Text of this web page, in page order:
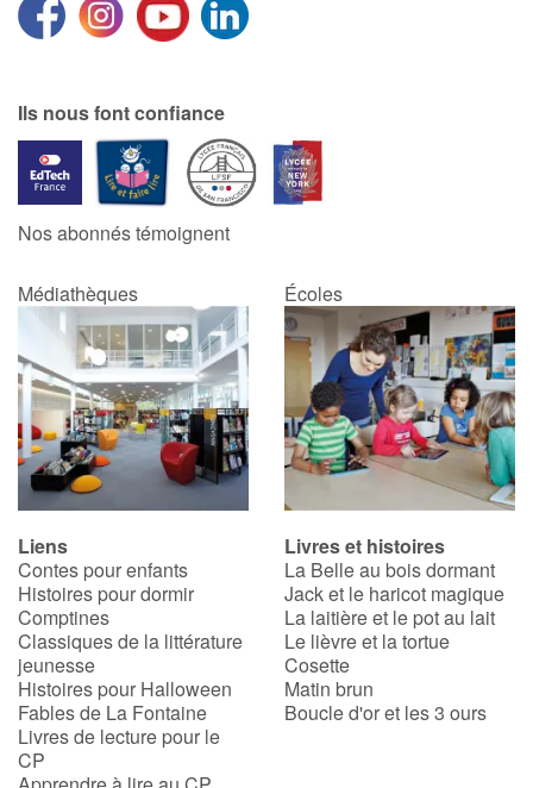
Ils nous font confiance
Nos abonnés témoignent
Médiathèques Écoles
Liens
Contes pour enfants
Histoires pour dormir
Comptines
Classiques de la littérature
jeunesse
Histoires pour Halloween
Fables de La Fontaine
Livres de lecture pour le
CP
Livres et histoires
La Belle au bois dormant
Jack et le haricot magique
La laitière et le pot au lait
Le lièvre et la tortue
Cosette
Matin brun
Boucle d'or et les 3 ours